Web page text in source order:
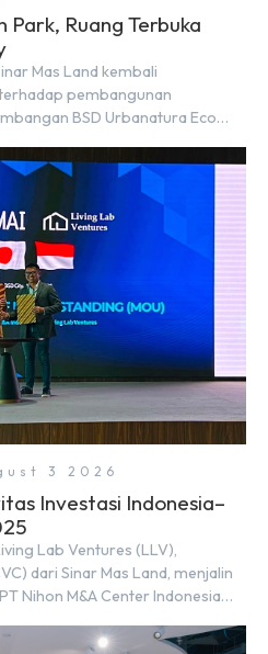
Ruang Terbuka
Mas Land kembali
pembangunan
BSD Urbanatura Eco
yang dikelilingi lanskap tropis
bagian dari upaya
3 2026
Investasi Indonesia–
Lab Ventures (LLV),
dari Sinar Mas Land, menjalin
Nihon M&A Center Indonesia
Memorandum of